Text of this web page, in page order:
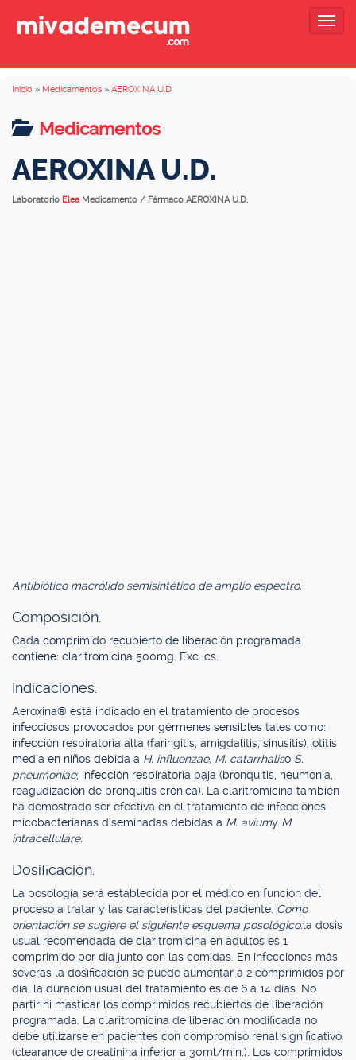
Inicio » Medicamentos » AEROXINA U.D.
Medicamentos
AEROXINA U.D.
Laboratorio Elea Medicamento / Fármaco AEROXINA U.D.
Antibiótico macrólido semisintético de amplio espectro.
Composición.
Cada comprimido recubierto de liberación programada
contiene: claritromicina 500mg. Exc. cs.
Indicaciones.
Aeroxina® está indicado en el tratamiento de procesos
infecciosos provocados por gérmenes sensibles tales como:
infección respiratoria alta (faringitis, amigdalitis, sinusitis), otitis
media en niños debida a H. influenzae, M. catarrhaliso S.
pneumoniae; infección respiratoria baja (bronquitis, neumonía,
reagudización de bronquitis crónica). La claritromicina también
ha demostrado ser efectiva en el tratamiento de infecciones
micobacterianas diseminadas debidas a M. aviumy M.
intracellulare.
Dosificación.
La posología será establecida por el médico en función del
proceso a tratar y las características del paciente. Como
orientación se sugiere el siguiente esquema posológico:la dosis
usual recomendada de claritromicina en adultos es 1
comprimido por día junto con las comidas. En infecciones más
severas la dosificación se puede aumentar a 2 comprimidos por
día, la duración usual del tratamiento es de 6 a 14 días. No
partir ni masticar los comprimidos recubiertos de liberación
programada. La claritromicina de liberación modificada no
debe utilizarse en pacientes con compromiso renal significativo
(clearance de creatinina inferior a 30ml/min.). Los comprimidos